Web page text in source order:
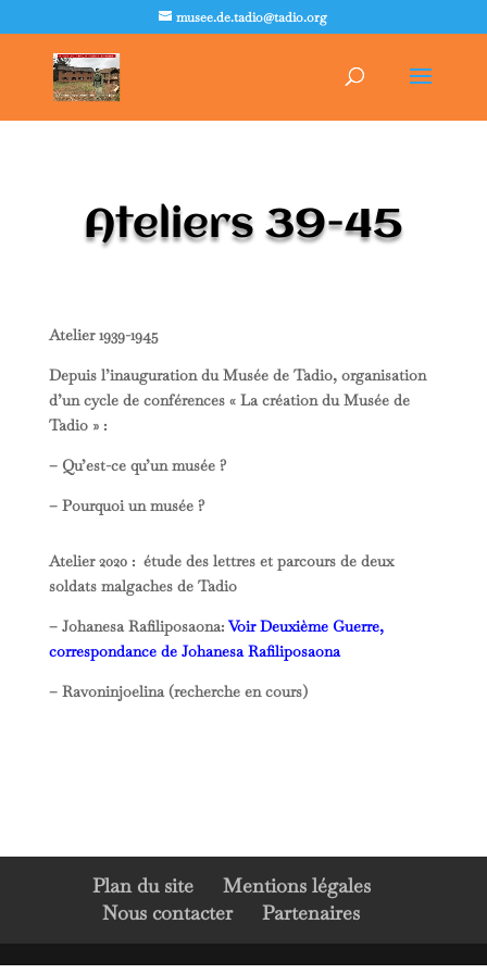
musee.de.tadio@tadio.org
Ateliers 39-45
Atelier 1939-1945
Depuis l’inauguration du Musée de Tadio, organisation
d’un cycle de conférences « La création du Musée de
Tadio » :
– Qu’est-ce qu’un musée ?
– Pourquoi un musée ?
Atelier 2020 : étude des lettres et parcours de deux
soldats malgaches de Tadio
– Johanesa Rafiliposaona:Voir Deuxième Guerre,
correspondance de Johanesa Rafiliposaona
– Ravoninjoelina (recherche en cours)
Plan du site
Mentions légales
Nous contacter
Partenaires